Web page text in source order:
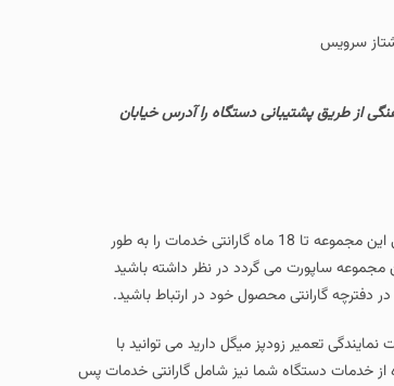
سرویس
بوده که می توانید با هماهنگی از طریق پشتیبانی دستگاه را آدرس خیابان
در صورت تهیه زودپز میگل خود از مجموعه پیشتاز سرویس بدون قید و شرط به استثناء ضربات فیزیکی این مجموعه تا 18 ماه گارانتی خدمات را به طور
مجموعه ساپورت می گردد در نظر داشته باشید
گارانتی محصول خود در ارتباط باشید.
تعمیر زودپز میگل دارید می توانید با
از خدمات دستگاه شما نیز شامل گارانتی خدمات پس